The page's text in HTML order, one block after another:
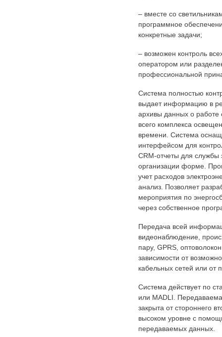
– вместе со
программное
конкретные задачи;
– возможен контроль
оператором или
профессиональной
Система полностью
выдает информацию в
архивы данных о работе
всего комплекса
времени. Система
интерфейсом для
CRM-отчеты для службы
организации форме.
учет расходов
анализ. Позволяет
мероприятия по
через собственное
Передача всей
видеонаблюдение,
пару, GPRS,
зависимости от
кабельных сетей или от
Система действует по
или MADLI.
закрыта от стороннего
высоком уровне с
передаваемых данных.